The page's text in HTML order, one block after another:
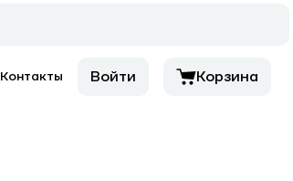
Контакты Войти Корзина